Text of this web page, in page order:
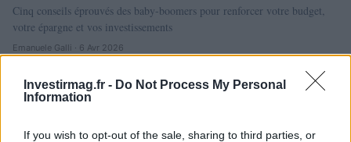
Investirmag.fr - Do Not Process My Personal
Information
If you wish to opt-out of the sale, sharing to third parties, or
Cinq conseils éprouvés des baby-boomers pour renforcer votre budget,
votre épargne et vos investissements
Emanuele Galli · 6 Avr 2026
INVESTISSEMENTS